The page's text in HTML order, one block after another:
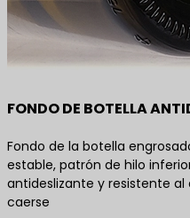
FONDO DE BOTELLA
Fondo de la botella
estable, patrón de hilo
antideslizante y resistente al
caerse